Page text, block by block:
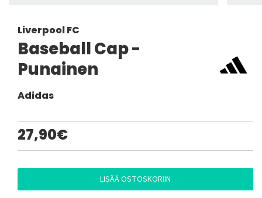
Liverpool FC
Baseball Cap -
Punainen
Adidas
27,90€
LISÄÄ OSTOSKORIIN